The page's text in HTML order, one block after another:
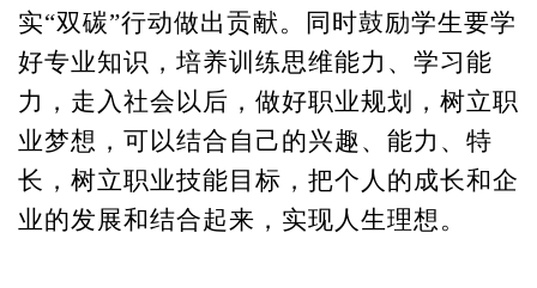
实“双碳”行动做出贡献。同时鼓励学生要学
好专业知识，培养训练思维能力、学习能
力，走入社会以后，做好职业规划，树立职
业梦想，可以结合自己的兴趣、能力、特
长，树立职业技能目标，把个人的成长和企
业的发展和结合起来，实现人生理想。